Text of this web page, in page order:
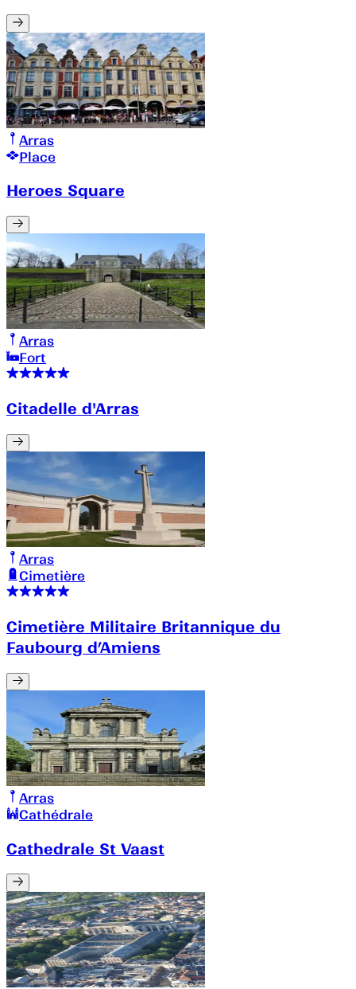
Arras
Place
Heroes Square
Arras
Fort
Citadelle d'Arras
Arras
Cimetière
Cimetière Militaire Britannique du
Faubourg d’Amiens
Arras
Cathédrale
Cathedrale St Vaast